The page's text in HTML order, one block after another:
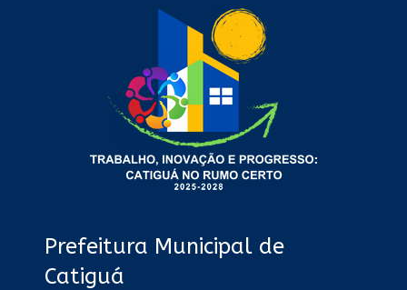
Prefeitura Municipal de
Catiguá